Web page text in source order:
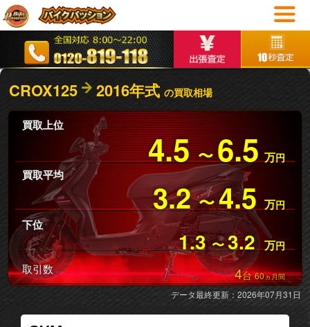
CROX125 2016年式の買取相場
買取上位
4.5 〜6.5 万円
買取平均
3.2 〜4.5 万円
下位
1.3 〜3.2 万円
取引数 4台60ヵ月間
データ最終更新：2026年07月31日